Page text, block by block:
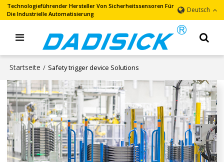
Technologieführender Hersteller Von Sicherheitssensoren Für
Die Industrielle Automatisierung
Deutsch
Startseite / Safety trigger device Solutions